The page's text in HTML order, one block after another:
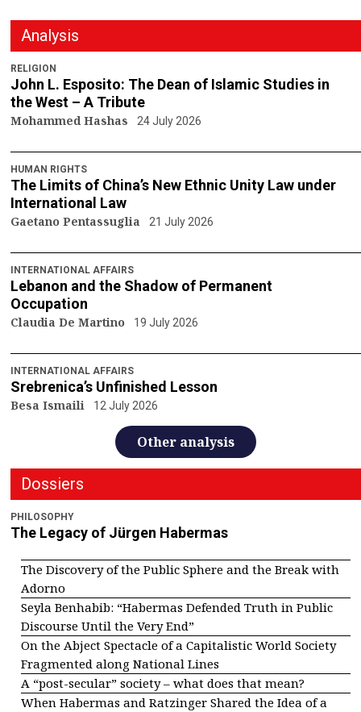
Analysis
RELIGION
John L. Esposito: The Dean of Islamic Studies in
the West – A Tribute
Mohammed Hashas 24 July 2026
HUMAN RIGHTS
The Limits of China’s New Ethnic Unity Law under
International Law
Gaetano Pentassuglia 21 July 2026
INTERNATIONAL AFFAIRS
Lebanon and the Shadow of Permanent
Occupation
Claudia De Martino 19 July 2026
INTERNATIONAL AFFAIRS
Srebrenica’s Unfinished Lesson
Besa Ismaili 12 July 2026
Other analysis
Dossiers
PHILOSOPHY
The Legacy of Jürgen Habermas
The Discovery of the Public Sphere and the Break with
Adorno
Seyla Benhabib: “Habermas Defended Truth in Public
Discourse Until the Very End”
On the Abject Spectacle of a Capitalistic World Society
Fragmented along National Lines
A “post-secular” society – what does that mean?
When Habermas and Ratzinger Shared the Idea of a